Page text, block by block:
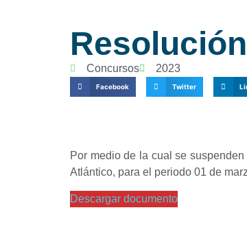
Concursos 2023
Facebook Twitter
Por medio de la cual se
Atlántico, para el periodo 01 de
Descargar documento